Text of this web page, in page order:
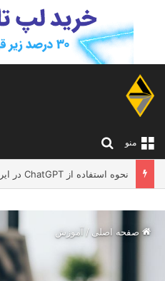
منو
نحوه استفاده از ChatGPT در ایران؛ راهنمای کامل و بدون دردسر
صفحه اصلی / آموزش